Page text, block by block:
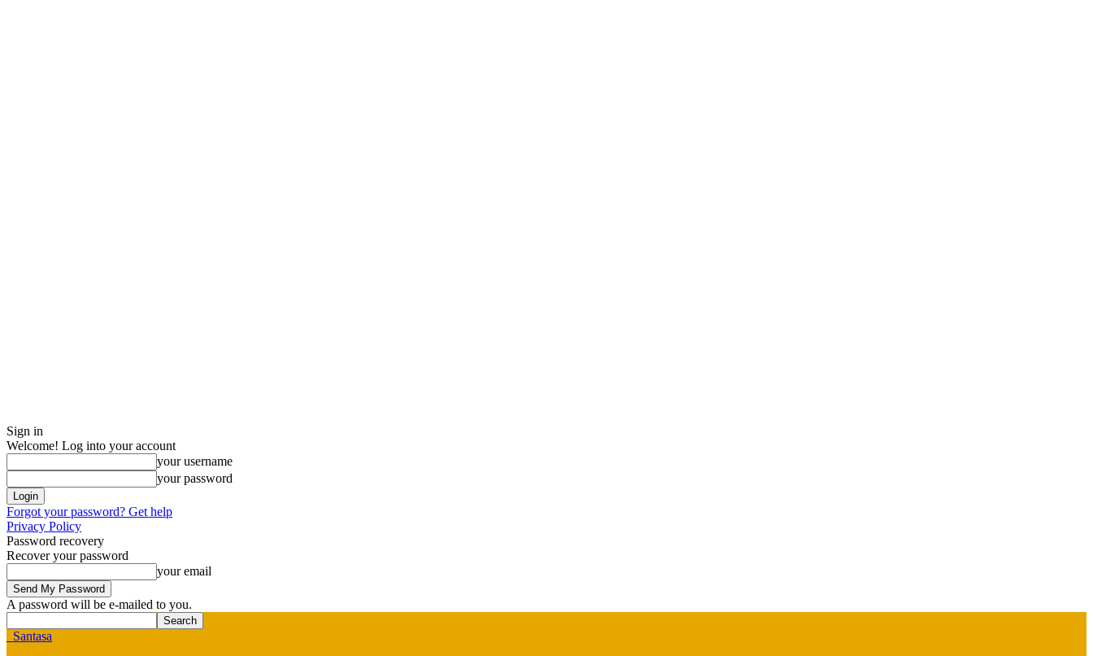
Sign in
Welcome! Log into your account
your username
your password
Forgot your password? Get help
Privacy Policy
Password recovery
Recover your password
your email
A password will be e-mailed to you.
Santasa